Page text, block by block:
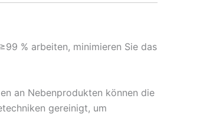
% arbeiten, minimieren Sie das
an Nebenprodukten können die
gereinigt, um